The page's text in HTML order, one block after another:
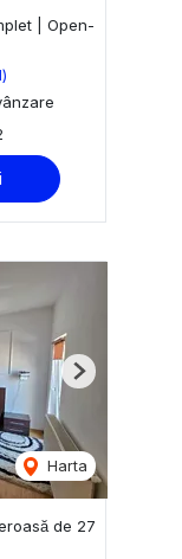
| Open-
Harta
Next
de 27